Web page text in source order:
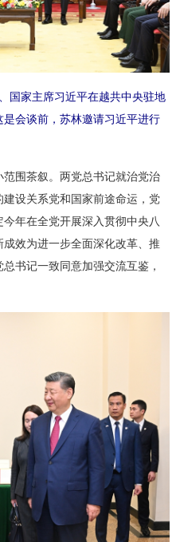
家主席习近平在越共中央驻地
会谈前，苏林邀请习近平进行
围茶叙。两党总书记就治党治
设关系党和国家前途命运，党
年在全党开展深入贯彻中央八
效为进一步全面深化改革、推
书记一致同意加强交流互鉴，